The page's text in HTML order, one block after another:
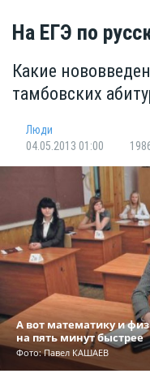
На ЕГЭ по
Какие
тамбовских
Люди
04.05.2013 01:00
А вот математику и
на пять минут быстрее
Фото: Павел КАШАЕВ